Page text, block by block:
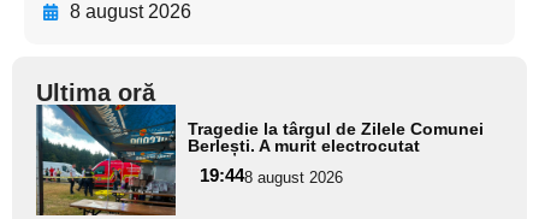
8 august 2026
Ultima oră
Adaugă
aici textul
pentru
subtitlu
Tragedie la târgul de Zilele Comunei
Berlești. A murit electrocutat
19:448 august 2026